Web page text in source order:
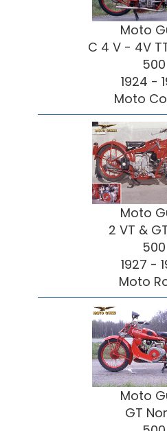
Moto
C 4 V - 4V
500
1924 -
Moto
Moto
2 VT &
500
1927 -
Moto
Moto
GT